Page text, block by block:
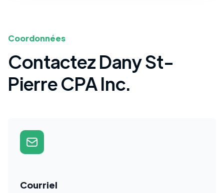
Coordonnées
Contactez Dany St-
Pierre CPA Inc.
Courriel